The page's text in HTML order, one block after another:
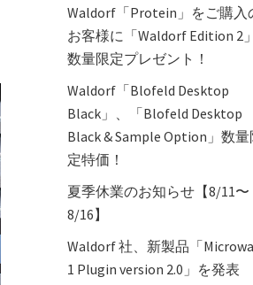
Waldorf「Protein」をご購入
お客様に「Waldorf Edition 2
数量限定プレゼント！
Waldorf「Blofeld Desktop
Black」、「Blofeld Desktop
Black & Sample Option」数量
定特価！
夏季休業のお知らせ【8/11〜
8/16】
Waldorf 社、新製品「
1 Plugin version 2.0」を発表